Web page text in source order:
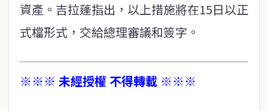
資產。吉拉蓬指出，以上措施將在15日以正
式檔形式，交給總理審議和簽字。
※※※ 未經授權 不得轉載 ※※※